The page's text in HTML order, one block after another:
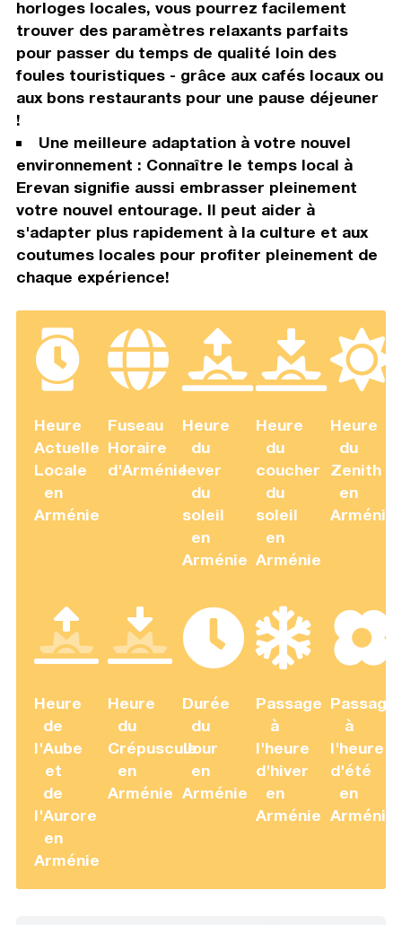
horloges locales, vous pourrez facilement
trouver des paramètres relaxants parfaits
pour passer du temps de qualité loin des
foules touristiques - grâce aux cafés locaux ou
aux bons restaurants pour une pause déjeuner
!
Une meilleure adaptation à votre nouvel
environnement : Connaître le temps local à
Erevan signifie aussi embrasser pleinement
votre nouvel entourage. Il peut aider à
s'adapter plus rapidement à la culture et aux
coutumes locales pour profiter pleinement de
chaque expérience!
Heure
Actuelle
Locale
en
Arménie
Fuseau
Horaire
d'Arménie
Heure
du
lever
du
soleil
en
Arménie
Heure
du
coucher
du
soleil
en
Arménie
Heure
du
Zenith
en
Arménie
Heure
de
l'Aube
et
de
l'Aurore
en
Arménie
Heure
du
Crépuscule
en
Arménie
Durée
du
Jour
en
Arménie
Passage
à
l'heure
d'hiver
en
Arménie
Passage
à
l'heure
d'été
en
Arménie